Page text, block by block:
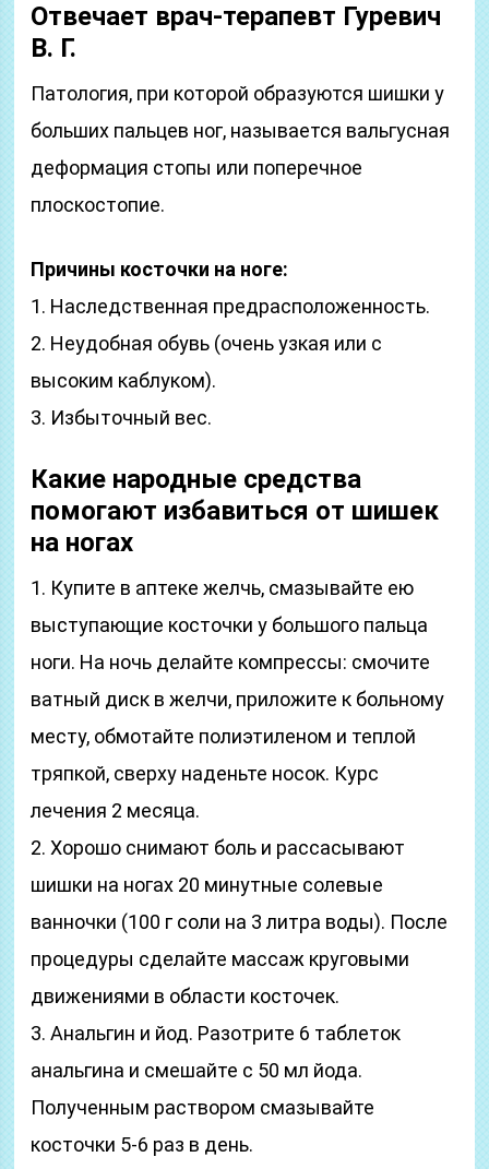
Отвечает врач-терапевт Гуревич
В. Г.
Патология, при которой образуются шишки у
больших пальцев ног, называется вальгусная
деформация стопы или поперечное
плоскостопие.
Причины косточки на ноге:
1. Наследственная предрасположенность.
2. Неудобная обувь (очень узкая или с
высоким каблуком).
3. Избыточный вес.
Какие народные средства
помогают избавиться от шишек
на ногах
1. Купите в аптеке желчь, смазывайте ею
выступающие косточки у большого пальца
ноги. На ночь делайте компрессы: смочите
ватный диск в желчи, приложите к больному
месту, обмотайте полиэтиленом и теплой
тряпкой, сверху наденьте носок. Курс
лечения 2 месяца.
2. Хорошо снимают боль и рассасывают
шишки на ногах 20 минутные солевые
ванночки (100 г соли на 3 литра воды). После
процедуры сделайте массаж круговыми
движениями в области косточек.
3. Анальгин и йод. Разотрите 6 таблеток
анальгина и смешайте с 50 мл йода.
Полученным раствором смазывайте
косточки 5-6 раз в день.